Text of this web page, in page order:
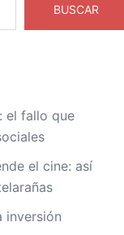
BUSCAR
el fallo que
el cine: así
inversión